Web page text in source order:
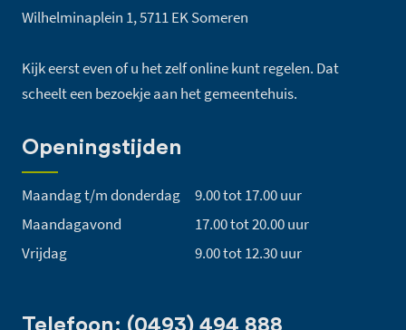
Wilhelminaplein 1, 5711 EK Someren
Kijk eerst even of u het zelf online kunt regelen. Dat
scheelt een bezoekje aan het gemeentehuis.
Openingstijden
Maandag t/m donderdag
9.00 tot 17.00 uur
Maandagavond
17.00 tot 20.00 uur
Vrijdag
9.00 tot 12.30 uur
Telefoon: (0493) 494 888